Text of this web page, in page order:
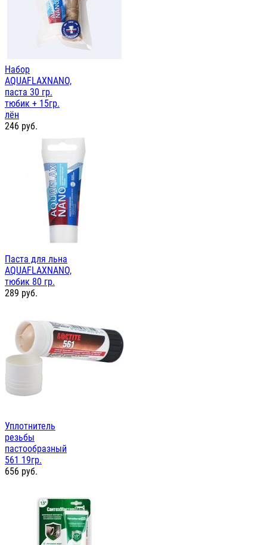
Набор
AQUAFLAXNANO,
паста 30 гр.
тюбик + 15гр.
лён
246 руб.
Паста для льна
AQUAFLAXNANO,
тюбик 80 гр.
289 руб.
Уплотнитель
резьбы
пастообразный
561 19гр.
656 руб.